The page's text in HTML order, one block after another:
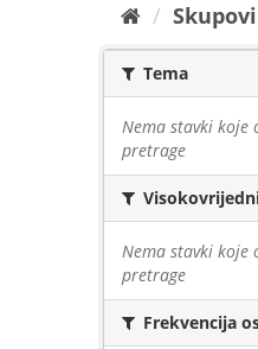
Tema
Nema stavki
pretrage
Nema stavki
pretrage
Frekvencija